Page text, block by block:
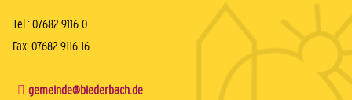
Tel.: 07682 9116-0
Fax: 07682 9116-16
gemeinde@biederbach.de